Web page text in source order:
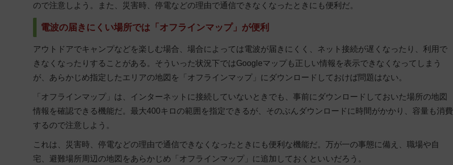
ので注意しよう。また、災害時、停電などの理由で通信できなくなったときにも便利だ。
電波の届きにくい場所では「オフラインマップ」が便利
アウトドアでキャンプなどを楽しむ場合、場合によっては電波が届きにくく、ネット接続が遅くなったり、利用で
きなくなったりすることがある。そういった状況下ではGoogleマップも正しい情報を表示できなくなってしまう
が、あらかじめ指定したエリアの地図を「オフラインマップ」にダウンロードしておけば問題はない。
「オフラインマップ」は、インターネットに接続していないときでも、事前にダウンロードしておいた場所の地図
情報を確認できる機能だ。最大400キロの範囲を指定できるが、そのぶんダウンロードに時間がかかり、容量も消費
するので注意しよう。
これは、災害時、停電などの理由で通信できなくなったときにも便利な機能だ。万が一の事態に備え、職場や自
宅、避難場所周辺の地図をあらかじめ「オフラインマップ」に追加しておくといいだろう。